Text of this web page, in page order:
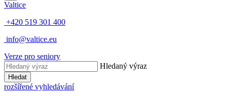
Valtice
+420 519 301 400
info@valtice.eu
Verze pro seniory
Hledaný výraz
Hledat
rozšířené vyhledávání